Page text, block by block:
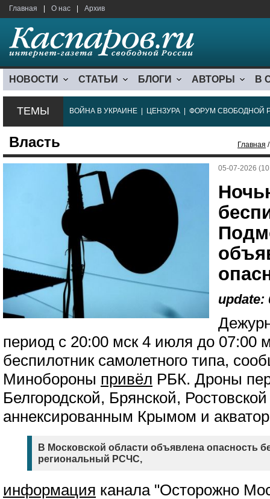
Главная О нас Архив
НОВОСТИ СТАТЬИ БЛОГИ АВТОРЫ В
ТЕМЫ ВОЙНА В УКРАИНЕ ЦЕНЗУРА ФОРУМ СВОБОДНОЙ
Власть Главная
05-07-2026
update:
период с 20:00 мск 4 июля до 07:00
беспилотник самолетного типа,
Минобороны привёл РБК. Дроны
Белгородской, Брянской,
аннексированным Крымом и
В Московской области объявлена опасность
региональный РСЧС,
информация канала "Осторожно